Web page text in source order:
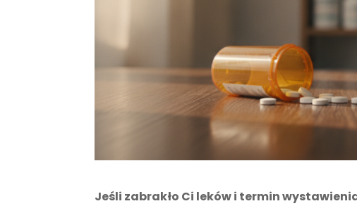
Jeśli zabrakło Ci leków i termin